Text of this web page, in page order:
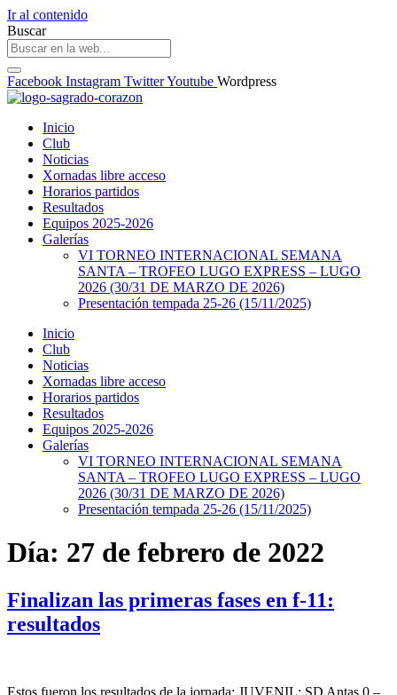
Ir al contenido
Buscar
Facebook Instagram TwitterYoutube Wordpress
Inicio
Club
Noticias
Xornadas libre acceso
Horarios partidos
Resultados
Equipos 2025-2026
Galerías
VI TORNEO INTERNACIONAL SEMANA
SANTA – TROFEO LUGO EXPRESS – LUGO
2026 (30/31 DE MARZO DE 2026)
Presentación tempada 25-26 (15/11/2025)
Inicio
Club
Noticias
Xornadas libre acceso
Horarios partidos
Resultados
Equipos 2025-2026
Galerías
VI TORNEO INTERNACIONAL SEMANA
SANTA – TROFEO LUGO EXPRESS – LUGO
2026 (30/31 DE MARZO DE 2026)
Presentación tempada 25-26 (15/11/2025)
Día: 27 de febrero de 2022
Finalizan las primeras fases en f-11:
resultados
Estos fueron los resultados de la jornada: JUVENIL: SD Antas 0 –